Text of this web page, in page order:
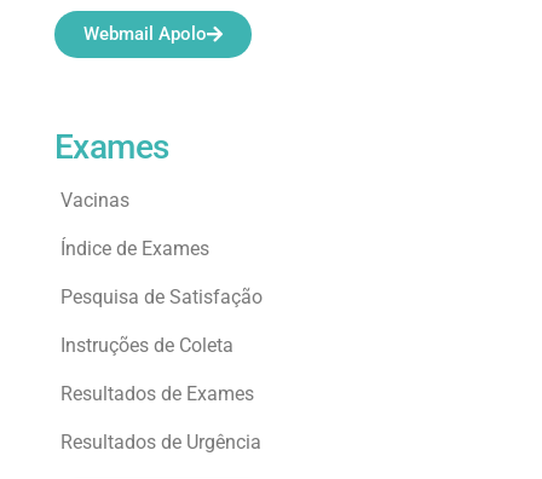
Exames
Vacinas
Índice de Exames
Pesquisa de Satisfação
Instruções de Coleta
Resultados de Exames
Resultados de Urgência
Webmail Apolo